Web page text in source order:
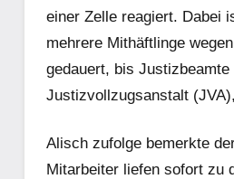
einer Zelle reagiert. Dabei
mehrere Mithäftlinge
gedauert, bis
Justizvollzugsanstalt
Alisch zufolge bemerkte
Mitarbeiter liefen sofort zu